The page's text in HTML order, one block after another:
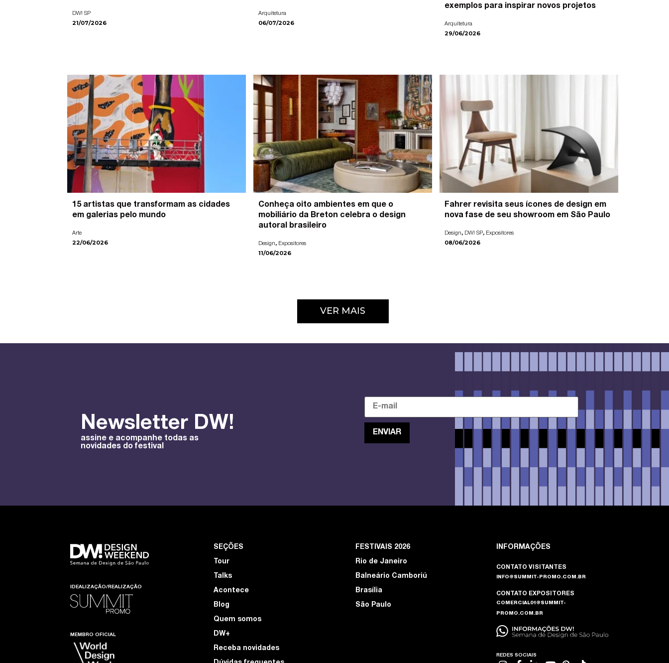
DW! SP
21/07/2026
Arquitetura
06/07/2026
exemplos para inspirar novos projetos
Arquitetura
29/06/2026
15 artistas que transformam as cidades
em galerias pelo mundo
Arte
22/06/2026
Conheça oito ambientes em que o
mobiliário da Breton celebra o design
autoral brasileiro
Design, Expositores
11/06/2026
Fahrer revisita seus ícones de design em
nova fase de seu showroom em São Paulo
Design, DW! SP, Expositores
08/06/2026
VER MAIS
Newsletter DW!
assine e acompanhe todas as
novidades do festival
IDEALIZAÇÃO/REALIZAÇÃO
MEMBRO OFICIAL
SEÇÕES
Tour
Talks
Acontece
Blog
Quem somos
DW+
Receba novidades
FESTIVAIS 2026
Rio de Janeiro
Balneário Camboriú
Brasília
São Paulo
INFORMAÇÕES
CONTATO VISITANTES
INFO@SUMMIT-PROMO.COM.BR
CONTATO EXPOSITORES
COMERCIAL01@SUMMIT-
PROMO.COM.BR
REDES SOCIAIS